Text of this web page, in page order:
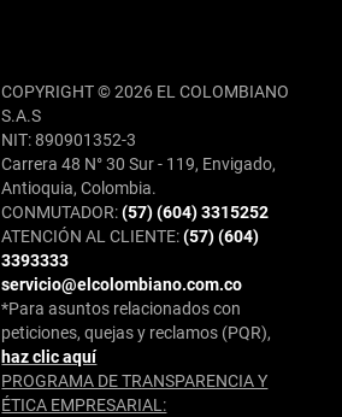
COPYRIGHT © 2026 EL COLOMBIANO
S.A.S
NIT: 890901352-3
Carrera 48 N° 30 Sur - 119, Envigado,
Antioquia, Colombia.
CONMUTADOR:(57) (604) 3315252
ATENCIÓN AL CLIENTE:(57) (604)
3393333
servicio@elcolombiano.com.co
*Para asuntos relacionados con
peticiones, quejas y reclamos (PQR),
haz clic aquí
PROGRAMA DE TRANSPARENCIA Y
ÉTICA EMPRESARIAL: